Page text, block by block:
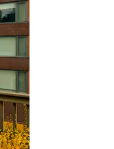
el dedo.